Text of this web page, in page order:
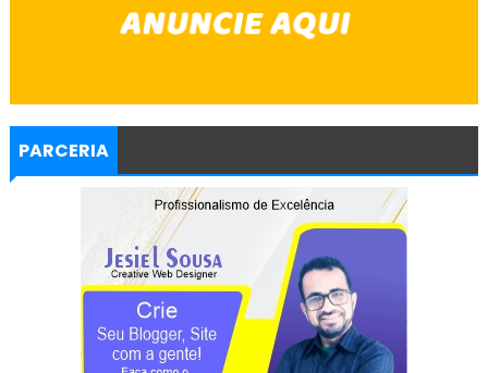
PARCERIA